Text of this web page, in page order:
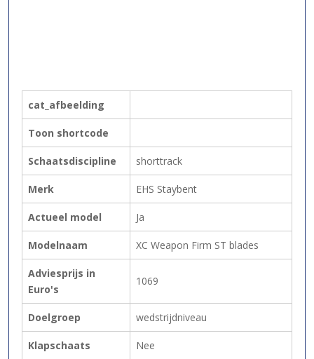
cat_afbeelding
Toon shortcode
Schaatsdiscipline shorttrack
Merk EHS Staybent
Actueel model Ja
Modelnaam XC Weapon Firm ST blades
Adviesprijs in
Euro's
1069
Doelgroep wedstrijdniveau
Klapschaats Nee